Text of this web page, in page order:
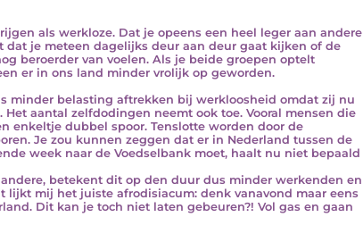
als werkloze. Dat je opeens een heel leger aan andere
je meteen dagelijks deur aan deur gaat kijken of de
beroerder van voelen. Als je beide groepen optelt
er in ons land minder vrolijk op geworden.
minder belasting aftrekken bij werkloosheid omdat zij nu
aantal zelfdodingen neemt ook toe. Vooral mensen die
enkeltje dubbel spoor. Tenslotte worden door de
Je zou kunnen zeggen dat er in Nederland tussen de
week naar de Voedselbank moet, haalt nu niet bepaald
betekent dit op den duur dus minder werkenden en
lijkt mij het juiste afrodisiacum: denk vanavond maar eens
Dit kan je toch niet laten gebeuren?! Vol gas en gaan